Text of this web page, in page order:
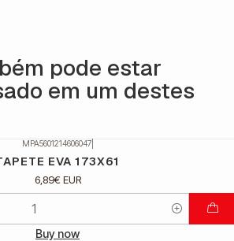
pode estar
em um destes
MPA5601214606047|
EVA 173X61
6,89€ EUR
Buy now